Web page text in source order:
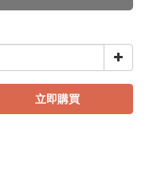
立即購買